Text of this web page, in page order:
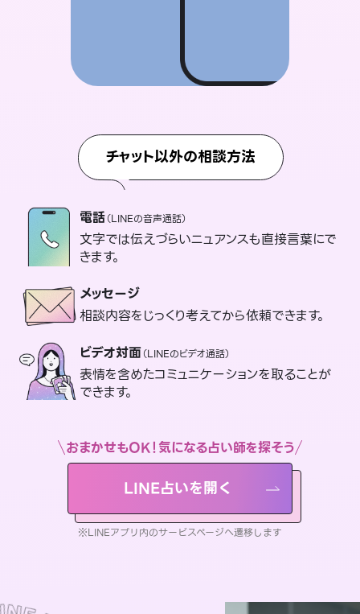
チャット以外の相談方法
電話（LINEの音声通話）
文字では伝えづらいニュアンスも直接言葉にで
きます。
メッセージ
相談内容をじっくり考えてから依頼できます。
ビデオ対面（LINEのビデオ通話）
表情を含めたコミュニケーションを取ることが
できます。
おまかせもOK！気になる占い師を探そう
LINE占いを開く
※LINEアプリ内のサービスページへ遷移します